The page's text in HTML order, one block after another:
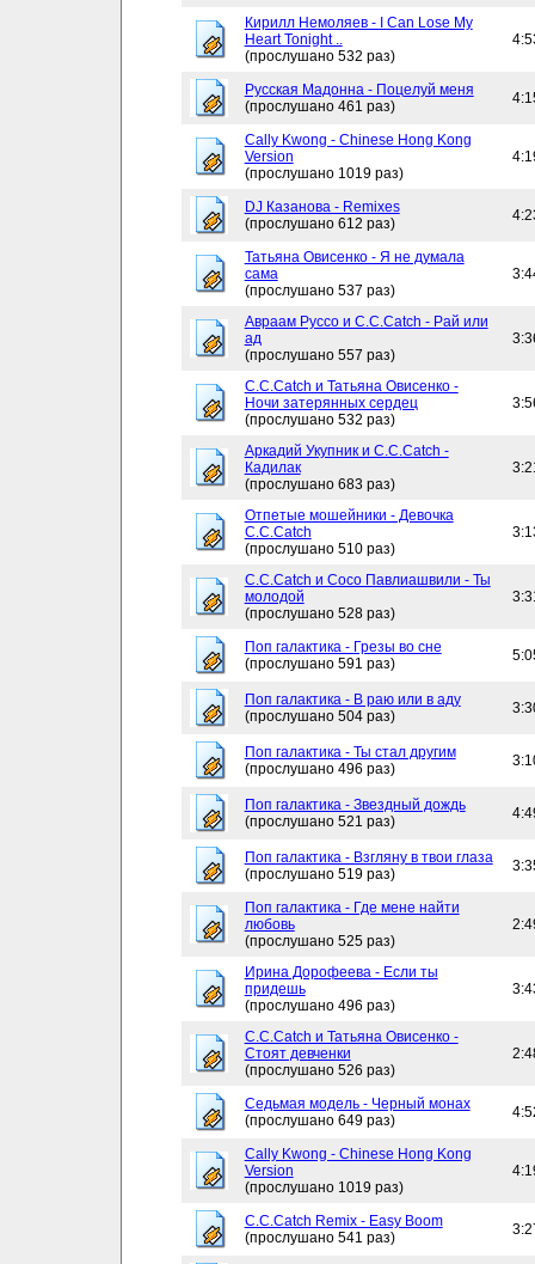
Кирилл Немоляев - I Can Lose My
Heart Tonight ..
(прослушано 532 раз)
Русская Мадонна - Поцелуй меня
(прослушано 461 раз)
Cally Kwong - Chinese Hong Kong
Version
(прослушано 1019 раз)
DJ Казанова - Remixes
(прослушано 612 раз)
Татьяна Овисенко - Я не думала
сама
(прослушано 537 раз)
Авраам Руссо и C.C.Catch - Рай или
ад
(прослушано 557 раз)
C.C.Catch и Татьяна Овисенко -
Ночи затерянных сердец
(прослушано 532 раз)
Аркадий Укупник и C.C.Catch -
Кадилак
(прослушано 683 раз)
Отпетые мошейники - Девочка
C.C.Catch
(прослушано 510 раз)
C.C.Catch и Сосо Павлиашвили - Ты
молодой
(прослушано 528 раз)
Поп галактика - Грезы во сне
(прослушано 591 раз)
Поп галактика - В раю или в аду
(прослушано 504 раз)
Поп галактика - Ты стал другим
(прослушано 496 раз)
Поп галактика - Звездный дождь
(прослушано 521 раз)
Поп галактика - Взгляну в твои глаза
(прослушано 519 раз)
Поп галактика - Где мене найти
любовь
(прослушано 525 раз)
Ирина Дорофеева - Если ты
придешь
(прослушано 496 раз)
C.C.Catch и Татьяна Овисенко -
Стоят девченки
(прослушано 526 раз)
Седьмая модель - Черный монах
(прослушано 649 раз)
Cally Kwong - Chinese Hong Kong
Version
(прослушано 1019 раз)
C.C.Catch Remix - Easy Boom
(прослушано 541 раз)